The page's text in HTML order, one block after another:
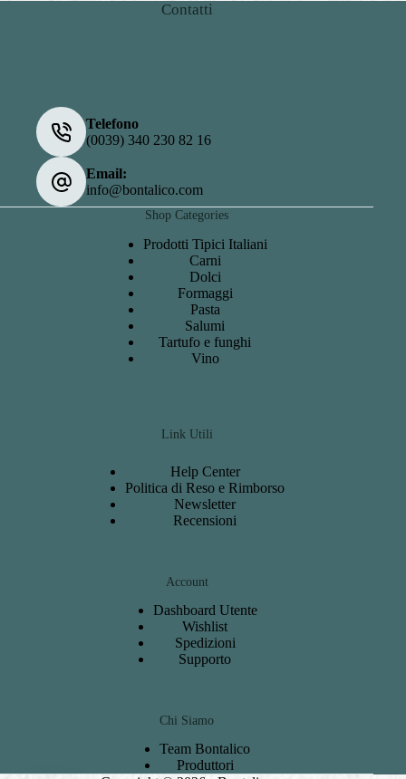
Contatti
Telefono
(0039) 340 230 82 16
Email:
info@bontalico.com
Shop Categories
Prodotti Tipici Italiani
Carni
Dolci
Formaggi
Pasta
Salumi
Tartufo e funghi
Vino
Link Utili
Help Center
Politica di Reso e Rimborso
Newsletter
Recensioni
Account
Dashboard Utente
Wishlist
Spedizioni
Supporto
Chi Siamo
Team Bontalico
Produttori